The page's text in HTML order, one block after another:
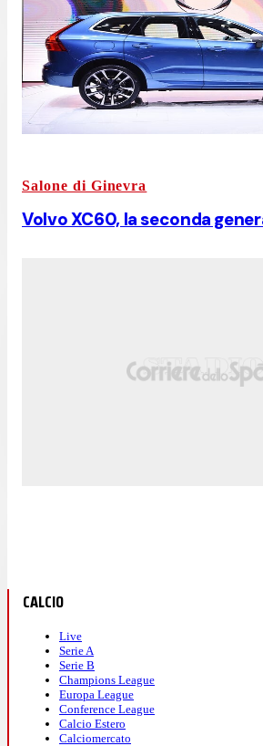
Salone di Ginevra
Volvo XC60, la seconda
CALCIO
Live
Serie A
Serie B
Champions League
Europa League
Conference League
Calcio Estero
Calciomercato